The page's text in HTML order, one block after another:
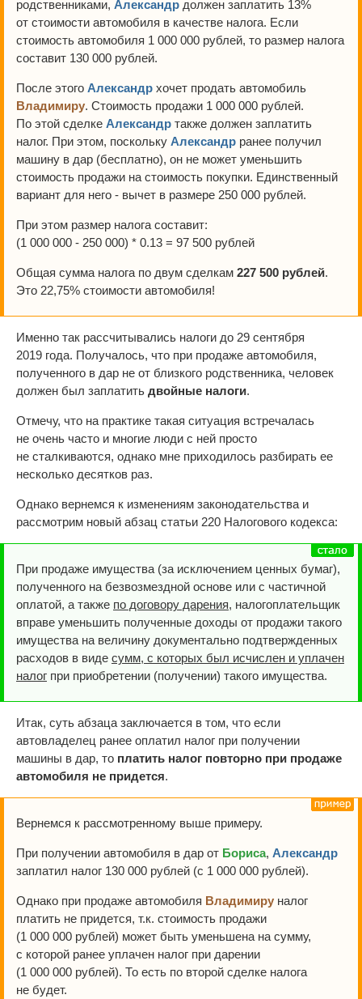
родственниками, Александр должен заплатить 13%
от стоимости автомобиля в качестве налога. Если
стоимость автомобиля 1 000 000 рублей, то размер налога
составит 130 000 рублей.
После этого Александр хочет продать автомобиль
Владимиру. Стоимость продажи 1 000 000 рублей.
По этой сделке Александр также должен заплатить
налог. При этом, поскольку Александр ранее получил
машину в дар (бесплатно), он не может уменьшить
стоимость продажи на стоимость покупки. Единственный
вариант для него - вычет в размере 250 000 рублей.
При этом размер налога составит:
(1 000 000 - 250 000) * 0.13 = 97 500 рублей
Общая сумма налога по двум сделкам 227 500 рублей.
Это 22,75% стоимости автомобиля!
Именно так рассчитывались налоги до 29 сентября
2019 года. Получалось, что при продаже автомобиля,
полученного в дар не от близкого родственника, человек
должен был заплатить двойные налоги.
Отмечу, что на практике такая ситуация встречалась
не очень часто и многие люди с ней просто
не сталкиваются, однако мне приходилось разбирать ее
несколько десятков раз.
Однако вернемся к изменениям законодательства и
рассмотрим новый абзац статьи 220 Налогового кодекса:
При продаже имущества (за исключением ценных бумаг),
полученного на безвозмездной основе или с частичной
оплатой, а также по договору дарения, налогоплательщик
вправе уменьшить полученные доходы от продажи такого
имущества на величину документально подтвержденных
расходов в виде сумм, с которых был исчислен и уплачен
налог при приобретении (получении) такого имущества.
Итак, суть абзаца заключается в том, что если
автовладелец ранее оплатил налог при получении
машины в дар, то платить налог повторно при продаже
автомобиля не придется.
Вернемся к рассмотренному выше примеру.
При получении автомобиля в дар от Бориса, Александр
заплатил налог 130 000 рублей (с 1 000 000 рублей).
Однако при продаже автомобиля Владимиру налог
платить не придется, т.к. стоимость продажи
(1 000 000 рублей) может быть уменьшена на сумму,
с которой ранее уплачен налог при дарении
(1 000 000 рублей). То есть по второй сделке налога
не будет.